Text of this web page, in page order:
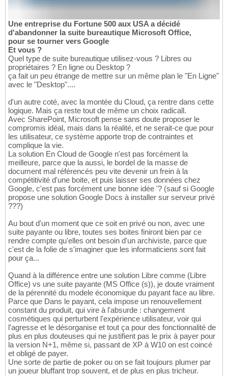
Une entreprise du Fortune 500 aux USA a décidé
d'abandonner la suite bureautique Microsoft Office,
pour se tourner vers Google
Et vous ?
Quel type de suite bureautique utilisez-vous ? Libres ou
propriétaires ? En ligne ou Desktop ?
ça fait un peu étrange de mettre sur un même plan le "En Ligne"
avec le "Desktop"....
d'un autre coté, avec la montée du Cloud, ça rentre dans cette
logique. Mais ça reste tout de même un choix radicall.
Avec SharePoint, Microsoft pense sans doute proposer le
compromis idéal, mais dans la réalité, et ne serait-ce que pour
les utilisateur, ce système apporte trop de contraintes et
complique la vie.
La solution En Cloud de Google n'est pas forcément la
meilleure, parce que la aussi, le bordel de la masse de
document mal référencés peu vite devenir un frein à la
compétitivité d'une boite, et puis laisser ses données chez
Google, c'est pas forcément une bonne idée '? (sauf si Google
propose une solution Google Docs à installer sur serveur privé
???)
Au bout d'un moment que ce soit en privé ou non, avec une
suite payante ou libre, toutes ses boites finiront bien par ce
rendre compte qu'elles ont besoin d'un archiviste, parce que
c'est de la folie de s'imaginer que les informaticiens sont fait
pour ça...
Quand à la différence entre une solution Libre comme (Libre
Office) vs une suite payante (MS Office (s)), je doute vraiment
de la pérennité du modele économique du payant face au libre.
Parce que Dans le payant, cela impose un renouvellement
constant du produit, qui vire à l'absurde : changement
cosmétiques qui perturbent l'expérience utilisateur, voir qui
l'agresse et le désorganise et tout ça pour des fonctionnalité de
plus en plus douteuses qui ne justifient pas le prix à payer pour
la version N+1, même si, passant de XP à W10 on est coincé
et obligé de payer.
Une sorte de partie de poker ou on se fait toujours plumer par
un joueur bluffant trop souvent, et de plus en plus tricheur.